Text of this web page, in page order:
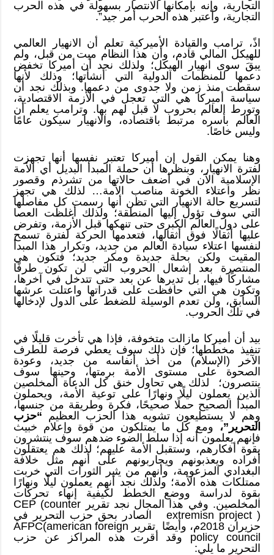
التجارية، وإنه بإمكانها الانتصار بسهولة في هذه الحرب
التجارية، وأعتبر هذه الحرب أمر جيد”.
اذً، ترامب والقيادة الأميركية تعلم أن الانهيار العالمي
للهيكل المالي قادم، وأن هذا النظام ميت من قبل، ولم
يبقَ سوى انهيار الهيكل؛ ولذلك نجد أن أميركا تخفض
دعمها للمنظمات الدولية التي أنشأتها؛ وذلك لأنها
سقطت منذ زمن ولا جدوى من دعمها. وبذلك نجد أن
سياسة أميركا هي التي تعجل في الأزمة الاقتصادية،
وتورط العالم بحروب لا قبل لهم بها. وترامب يعلم أن
العالم بأسره مرتبط باقتصاده، والانهيار سيكون عامًا
وليس خاصًا.
وهنا يمكن القول إن أميركا تعتبر نفسها أنها تجهزت
لفترة الانهيار، وبنظرها أن حملة المبدأ البديل أي الأمة
الإسلامية الآن في أضعف حالاتها من تشرذم وقصور
نظر واعتلاء الخونة مناصب الأمة… لذلك هي تجهز
لتسريع حالة الانهيار التي تظن أنها رسمت كل مفاصلها
التي سوف تؤول إليها المنطقة؛ ولذلك أغلظت العصا
على دول العالم الكبرى حتى تنهكها قبل الأزمة، وتفرض
عليها أثقالًا فوق أثقالها، فتعدمها الحركة لفترة تسمح
لنفسها اعتلاء سيادة العالم من جديد، وتكرار هذا المبدأ
المقيت ولكن بحلة جديدة ومكر جديد؛ فتكون هي
المنتصرة بعد إشعال الحروب التي لن تكون طرفًا
مشاركًا فيها، بل تديرها عن بعد حتى تتدخل في آخرها،
وتكون هي التي حافظت على قدراتها واعتلت عرشها
السابق، ولن تعدم الوسيلة للضغط على الدول لإدخالها
في تلك الحروب.
بيد أن أميركا مازالت متخوفة، فإذا هي تأخرت قليلًا في
تنفيذ مخططها؛ فإن ذلك سوف يعطي فرصة للطرف
الآخر (الإسلام) من أخذ أنفاسه من جديد، وعودة
الصحوة على مستوى الأمة برمتها، وحينها سوف
ينتصرون؛ لذلك هي تحاول خنق كل الدعاة المخلصين
الذين يعملون ليلًا ونهارًا على توعية الأمة، ويحملون
المبدأ الصحيح حملًا صحيحًا، فكرة وطريقة من جنسها،
وهم لا يستطيعون تشويه هذا الحزب العظيم “حزب
التحرير”،
ومع كل ما يمتلكون من قوة وإعلام خبيث
فإنهم يعلمون أنه إذا سلط الضوء ضدهم سوف ينتشرون
بقوة أفكارهم، وستقبل الأمة عليهم؛ لذلك هم يعتقلون
أفراده ويعذبونهم ويحاربونهم على أنهم مثل خلافة
البغدادي المزعومة، وأنهم من يثير الثورات التي خربت
ممتلكات هذه الأمة؛ ولذلك نجد أنهم يعملون ليلًا ونهارًا
بقوة لدراسة ووضع الخطط لكيفية إنهاء تحركات
المخلصين. وفي هذا المجال نجد تقرير CEP (counter
extremisn project ) الصادر بحق حزب التحرير في
حزيران 2018م، وأيضًا تقرير AFPC(american foreign
policy council وقد أقرت هذه المراكز عن حزب
التحرير ما يلي: